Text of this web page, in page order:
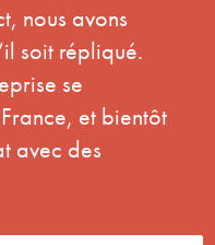
nous avons
soit répliqué.
se
et bientôt
avec des